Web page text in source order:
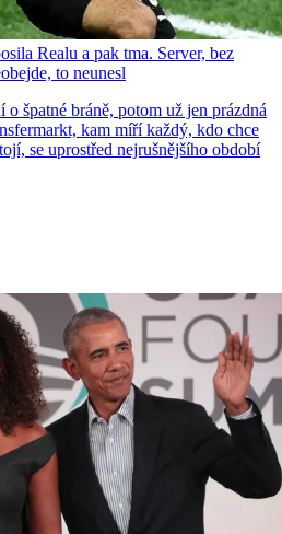
Realu a pak tma. Server, bez
to neunesl
špatné bráně, potom už jen prázdná
kam míří každý, kdo chce
se uprostřed nejrušnějšího období